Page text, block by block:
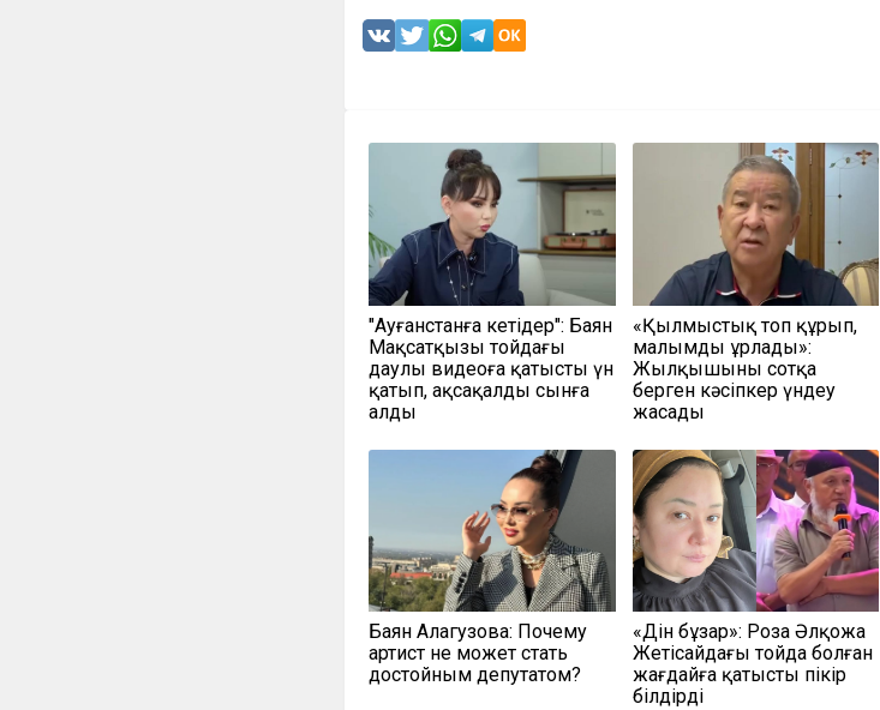
"Ауғанстанға кетіңдер": Баян
Мақсатқызы тойдағы
даулы видеоға қатысты үн
қатып, ақсақалды сынға
алды
«Қылмыстық топ құрып,
малымды ұрлады»:
Жылқышыны сотқа
берген кәсіпкер үндеу
жасады
Баян Алагузова: Почему
артист не может стать
достойным депутатом?
«Дін бұзар»: Роза Әлқожа
Жетісайдағы тойда болған
жағдайға қатысты пікір
білдірді